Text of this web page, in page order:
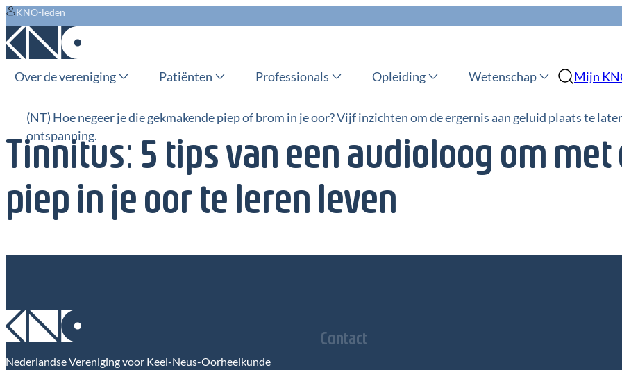
KNO-leden
Over de vereniging Patiënten Professionals Opleiding Wetenschap Mijn
Tinnitus: 5 tips van een audioloog om met
piep in je oor te leren leven
(NT) Hoe negeer je die gekmakende piep of brom in je oor? Vijf inzichten om de ergernis aan geluid plaats te
ontspanning.
Nederlandse Vereniging voor Keel-Neus-Oorheelkunde
Contact